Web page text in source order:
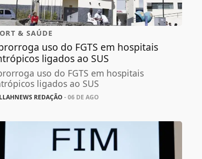
& SAÚDE
uso do FGTS em hospitais
ligados ao SUS
uso do FGTS em hospitais
ligados ao SUS
REDAÇÃO - 06 DE AGO